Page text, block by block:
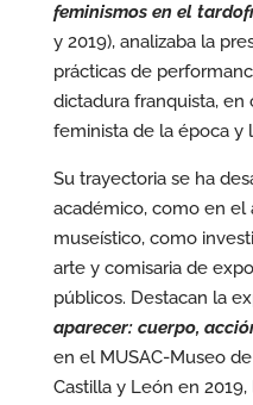
feminismos en el
y 2019), analizaba la
prácticas de
dictadura franquista,
feminista de la época y
Su trayectoria se ha
académico, como en el
museístico, como
arte y comisaria de
públicos. Destacan la
aparecer: cuerpo,
en el MUSAC-Museo
Castilla y León en